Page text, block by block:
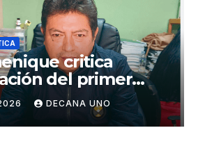
critica
del primer
de Keiko
DECANA UNO